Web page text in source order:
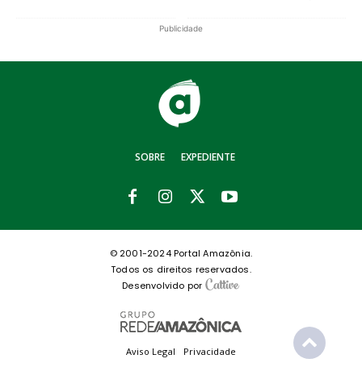
Publicidade
SOBRE EXPEDIENTE
© 2001-2024 Portal Amazônia.
Todos os direitos reservados.
Desenvolvido por
Aviso Legal Privacidade